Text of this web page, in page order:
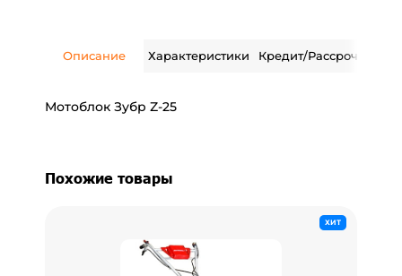
Описание Характеристики Кредит/Рассрочка
Мотоблок Зубр Z-25
Похожие товары
ХИТ